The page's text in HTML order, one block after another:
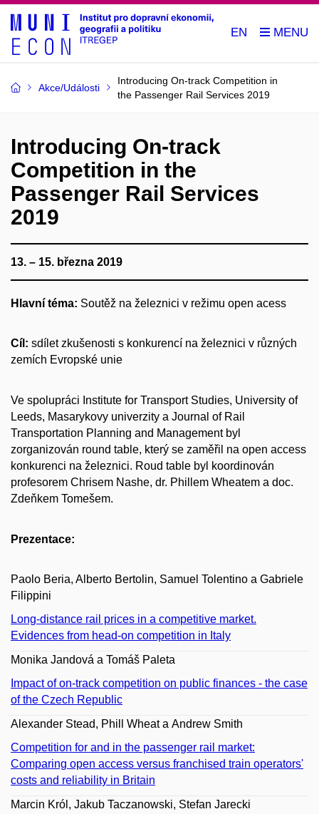
EN
Akce/Události
Introducing On-track Competition in
the Passenger Rail Services 2019
Introducing On-track
Competition in the
Passenger Rail Services
2019
13. – 15. března 2019
Hlavní téma: Soutěž na železnici v režimu open acess
Cíl: sdílet zkušenosti s konkurencí na železnici v různých
zemích Evropské unie
Ve spolupráci Institute for Transport Studies, University of
Leeds, Masarykovy univerzity a Journal of Rail
Transportation Planning and Management byl
zorganizován round table, který se zaměřil na open access
konkurenci na železnici. Roud table byl koordinován
profesorem Chrisem Nashe, dr. Phillem Wheatem a doc.
Zdeňkem Tomešem.
Prezentace:
Paolo Beria, Alberto Bertolin, Samuel Tolentino a Gabriele
Filippini
Long-distance rail prices in a competitive market.
Evidences from head-on competition in Italy
Monika Jandová a Tomáš Paleta
Impact of on-track competition on public finances - the case
of the Czech Republic
Alexander Stead, Phill Wheat a Andrew Smith
Competition for and in the passenger rail market:
Comparing open access versus franchised train operators'
costs and reliability in Britain
Marcin Król, Jakub Taczanowski, Stefan Jarecki